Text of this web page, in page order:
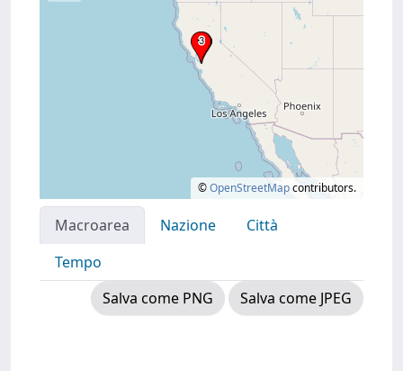
©OpenStreetMapcontributors.
Macroarea Nazione
Città
Tempo
Salva come PNG
Salva come JPEG